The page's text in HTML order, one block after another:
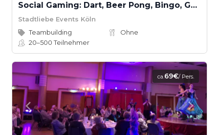
Social Gaming: Dart, Beer Pong, Bingo, Gaming, Kicker, Kneipenquiz & Schocken
Stadtliebe Events Köln
Teambuilding
Ohne
20–500Teilnehmer
ca.69€/ Pers.